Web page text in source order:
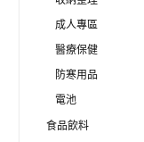
成人專區
醫療保健
防寒用品
電池
食品飲料